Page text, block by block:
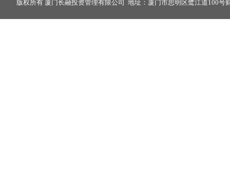
版权所有 厦门长融投资管理有限公司 地址：厦门市思明区鹭江道100